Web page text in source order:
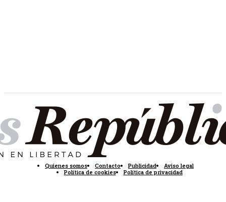
Quienes somos Contacto Publicidad
Aviso legal
Política de cookies
Política de privacidad